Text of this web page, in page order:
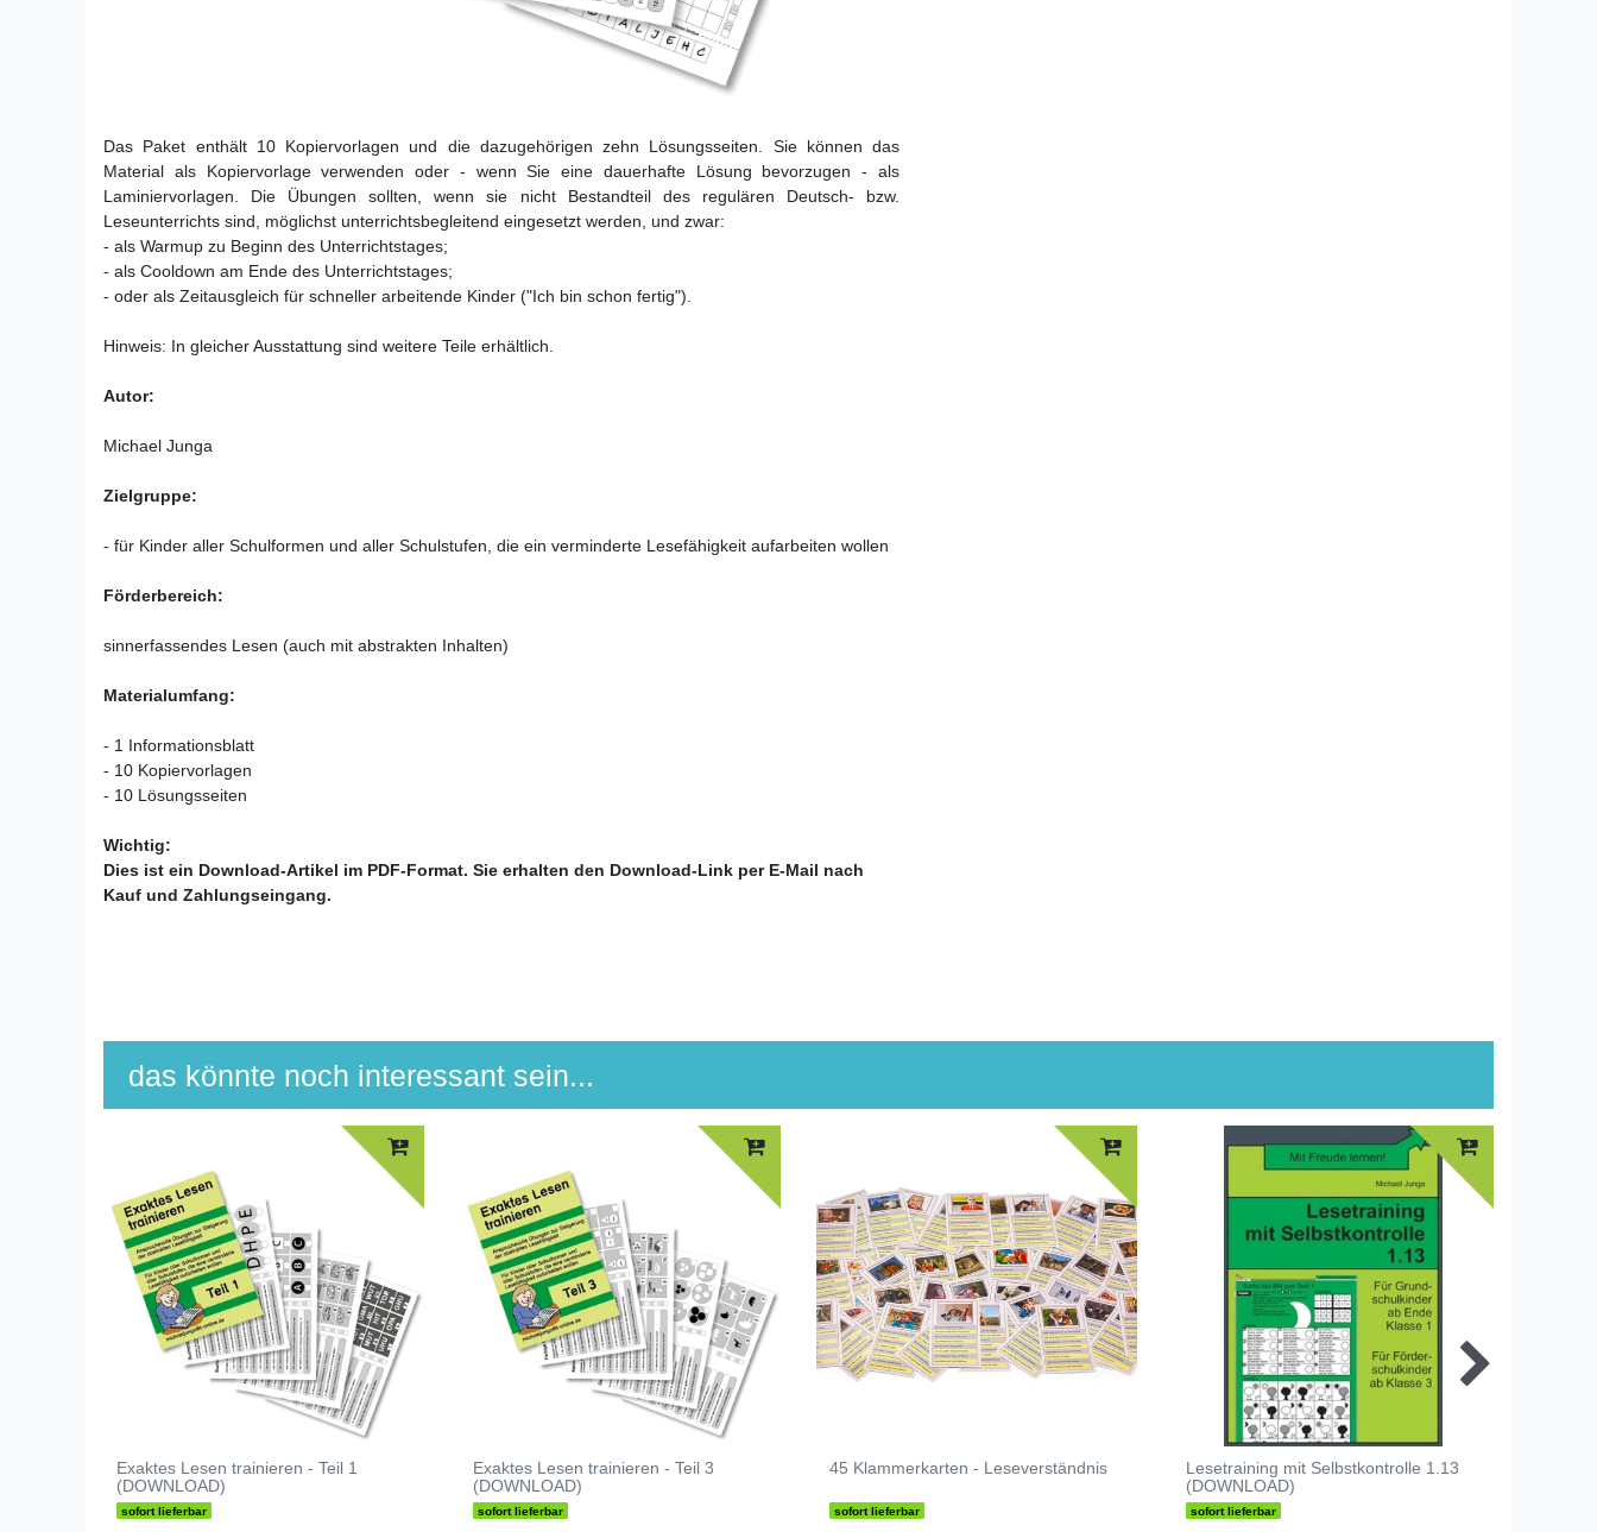
Das Paket enthält 10 Kopiervorlagen und die dazugehörigen zehn Lösungsseiten. Sie können das
Material als Kopiervorlage verwenden oder - wenn Sie eine dauerhafte Lösung bevorzugen - als
Laminiervorlagen. Die Übungen sollten, wenn sie nicht Bestandteil des regulären Deutsch- bzw.
Leseunterrichts sind, möglichst unterrichtsbegleitend eingesetzt werden, und zwar:
- als Warmup zu Beginn des Unterrichtstages;
- als Cooldown am Ende des Unterrichtstages;
- oder als Zeitausgleich für schneller arbeitende Kinder ("Ich bin schon fertig").
Hinweis: In gleicher Ausstattung sind weitere Teile erhältlich.
Autor:
Michael Junga
Zielgruppe:
- für Kinder aller Schulformen und aller Schulstufen, die ein verminderte Lesefähigkeit aufarbeiten wollen
Förderbereich:
sinnerfassendes Lesen (auch mit abstrakten Inhalten)
Materialumfang:
- 1 Informationsblatt
- 10 Kopiervorlagen
- 10 Lösungsseiten
Wichtig:
Dies ist ein Download-Artikel im PDF-Format. Sie erhalten den Download-Link per E-Mail nach
Kauf und Zahlungseingang.
das könnte noch interessant sein...
Exaktes Lesen trainieren - Teil 1
(DOWNLOAD)
sofort lieferbar
Exaktes Lesen trainieren - Teil 3
(DOWNLOAD)
sofort lieferbar
45 Klammerkarten - Leseverständnis
sofort lieferbar
Lesetraining mit Selbstkontrolle 1.13
(DOWNLOAD)
sofort lieferbar